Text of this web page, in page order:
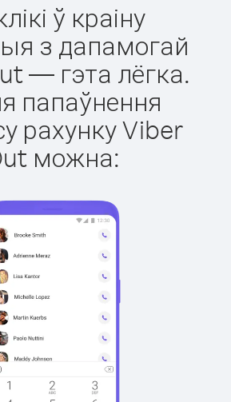
ў краіну
з дапамогай
— гэта лёгка.
папаўнення
рахунку Viber
можна: